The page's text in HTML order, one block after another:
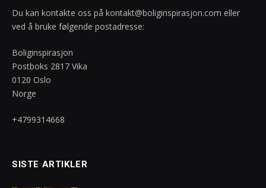
Du kan kontakte oss på kontakt@boliginspirasjon.com eller
ved å bruke følgende postadresse:
Boliginspirasjon
Postboks 2817 Vika
0120 Oslo
Norge
+4799314668
SISTE ARTIKLER